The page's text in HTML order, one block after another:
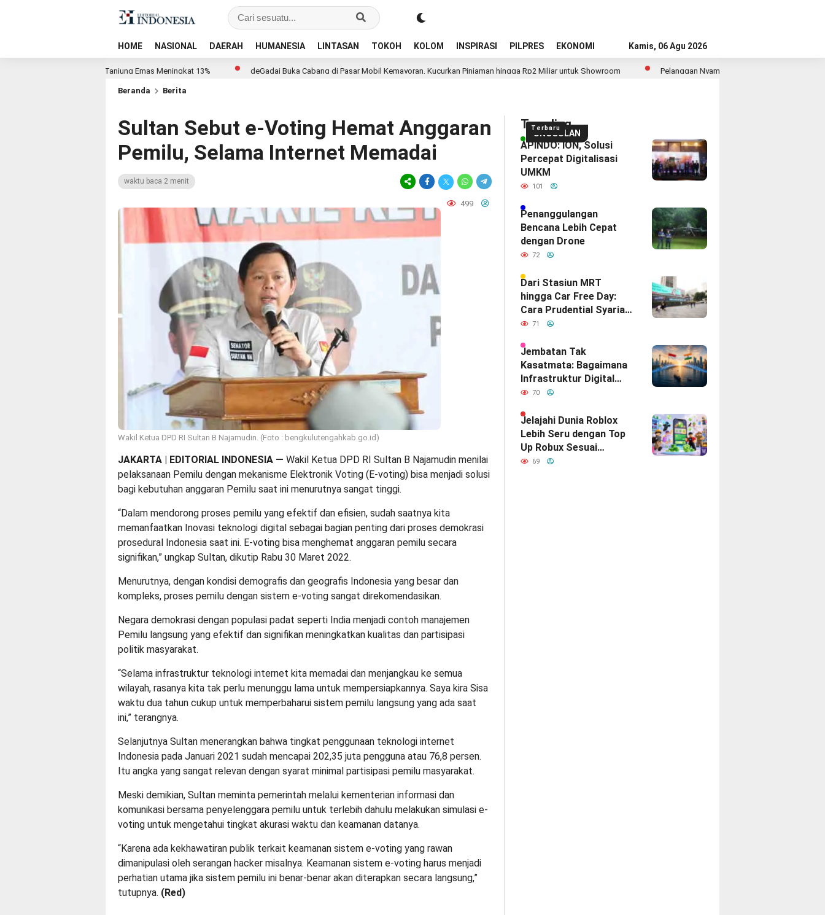
HOME NASIONAL DAERAH HUMANESIA LINTASAN TOKOH KOLOM INSPIRASI PILPRES EKONOMI Kamis, 06 Agu 2026
Terminal Branch Tanjung Emas Meningkat 13% deGadai Buka Cabang di Pasar Mobil Kemayoran, Kucurkan Pinjaman hingga Rp2 Miliar untuk Showroom Pelanggan Nyaman, Pekerja Aman: PAM JAYA Perkuat
Beranda Berita
Sultan Sebut e-Voting Hemat Anggaran
Pemilu, Selama Internet Memadai
waktu baca 2 menit
499
Wakil Ketua DPD RI Sultan B Najamudin. (Foto : bengkulutengahkab.go.id)
JAKARTA | EDITORIAL INDONESIA — Wakil Ketua DPD RI Sultan B Najamudin menilai
pelaksanaan Pemilu dengan mekanisme Elektronik Voting (E-voting) bisa menjadi solusi
bagi kebutuhan anggaran Pemilu saat ini menurutnya sangat tinggi.
“Dalam mendorong proses pemilu yang efektif dan efisien, sudah saatnya kita
memanfaatkan Inovasi teknologi digital sebagai bagian penting dari proses demokrasi
prosedural Indonesia saat ini. E-voting bisa menghemat anggaran pemilu secara
signifikan,” ungkap Sultan, dikutip Rabu 30 Maret 2022.
Menurutnya, dengan kondisi demografis dan geografis Indonesia yang besar dan
kompleks, proses pemilu dengan sistem e-voting sangat direkomendasikan.
Negara demokrasi dengan populasi padat seperti India menjadi contoh manajemen
Pemilu langsung yang efektif dan signifikan meningkatkan kualitas dan partisipasi
politik masyarakat.
“Selama infrastruktur teknologi internet kita memadai dan menjangkau ke semua
wilayah, rasanya kita tak perlu menunggu lama untuk mempersiapkannya. Saya kira Sisa
waktu dua tahun cukup untuk memperbaharui sistem pemilu langsung yang ada saat
ini,” terangnya.
Selanjutnya Sultan menerangkan bahwa tingkat penggunaan teknologi internet
Indonesia pada Januari 2021 sudah mencapai 202,35 juta pengguna atau 76,8 persen.
Itu angka yang sangat relevan dengan syarat minimal partisipasi pemilu masyarakat.
Meski demikian, Sultan meminta pemerintah melalui kementerian informasi dan
komunikasi bersama penyelenggara pemilu untuk terlebih dahulu melakukan simulasi e-
voting untuk mengetahui tingkat akurasi waktu dan keamanan datanya.
“Karena ada kekhawatiran publik terkait keamanan sistem e-voting yang rawan
dimanipulasi oleh serangan hacker misalnya. Keamanan sistem e-voting harus menjadi
perhatian utama jika sistem pemilu ini benar-benar akan diterapkan secara langsung,”
tutupnya. (Red)
UNGGULAN
Terbaru
Trending
APINDO: ION, Solusi
Percepat Digitalisasi
UMKM
101
Penanggulangan
Bencana Lebih Cepat
dengan Drone
72
Dari Stasiun MRT
hingga Car Free Day:
Cara Prudential Syariah
Merayakan yang Nomor
Indonesia
71
Jembatan Tak
Kasatmata: Bagaimana
Infrastruktur Digital
Diam-Diam
Hubungan Indonesia–
India
70
Jelajahi Dunia Roblox
Lebih Seru dengan Top
Up Robux Sesuai
Kebutuhan
69